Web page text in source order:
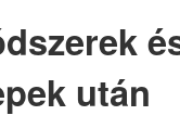
után